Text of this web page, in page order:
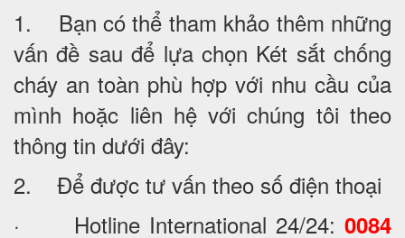
1. Bạn có thể tham khảo thêm những
vấn đề sau để lựa chọn Két sắt chống
cháy an toàn phù hợp với nhu cầu của
mình hoặc liên hệ với chúng tôi theo
thông tin dưới đây:
2. Để được tư vấn theo số điện thoại
· Hotline International 24/24: 0084